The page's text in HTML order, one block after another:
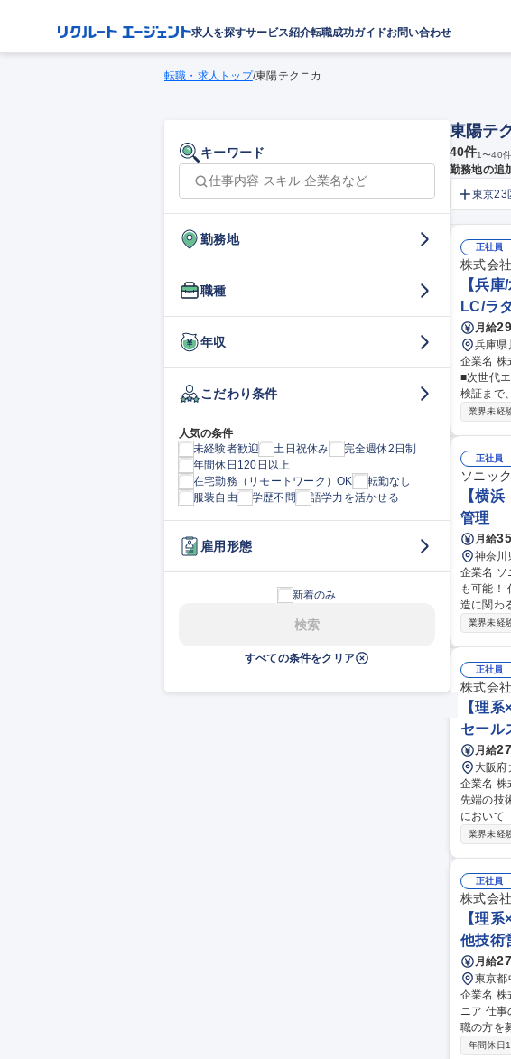
求人を探すサービス紹介転職成功ガイドお問い合わせ
転職・求人トップ/東陽テクニカ
キーワード
勤務地
職種
年収
こだわり条件
人気の条件
未経験者歓迎
土日祝休み
完全週休2日制
年間休日120日以上
在宅勤務（リモートワーク）OK
転勤なし
服装自由
学歴不問 語学力を活かせる
雇用形態
新着のみ
検索
すべての条件をクリア
東陽テ
40件1〜40
勤務地の追
東京23
正社員
株式会
【兵
LC/ラ
月給
兵庫県
企業名 株式会社エル・テール 求人
■次世代
検証まで、技
LCラダ
業界未経
正社員
ソニッ
【横
管理
月給
神奈川
企業名 ソニックガード株式会社
も可能！ 仕事の内容 察署員、捜査員が使用する監視カメラ、HDDレコーダー、PCベースの特殊電子装置等の製
造に関わ
等をお任せします。 【具体的には】 ■協力外注
ニカＧ/上
業界未経
正社員
株式会
【理
セール
月給
大阪府
企業名 株式会社東陽テクニカ 求人名
先端の技
において「は
を対象
業界未経
正社員
株式会
【理
他技術
月給
東京都
企業名 株式会社東陽テクニカ 求人名
ニア 仕事の内容 EVやeVTOLなどの次世代モビリティ開発の最前線を”はかる”技術で支援するソリューション営業
職の方を募集します。 具体的には、お客さまであ
源シミ
年間休日